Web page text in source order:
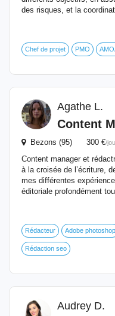
des risques, et la
Chef de projet PMO
Agathe L.
Content
Bezons (95) 300 €/
Content manager et
à la croisée de l’écriture,
mes différentes
éditoriale profondément
Rédacteur Adobe photoshop
Rédaction seo
Audrey D.